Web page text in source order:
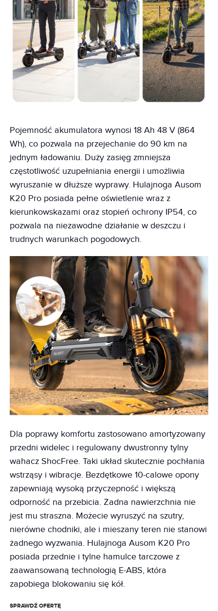
Pojemność akumulatora wynosi 18 Ah 48 V (864
Wh), co pozwala na przejechanie do 90 km na
jednym ładowaniu. Duży zasięg zmniejsza
częstotliwość uzupełniania energii i umożliwia
wyruszanie w dłuższe wyprawy. Hulajnoga Ausom
K20 Pro posiada pełne oświetlenie wraz z
kierunkowskazami oraz stopień ochrony IP54, co
pozwala na niezawodne działanie w deszczu i
trudnych warunkach pogodowych.
Dla poprawy komfortu zastosowano amortyzowany
przedni widelec i regulowany dwustronny tylny
wahacz ShocFree. Taki układ skutecznie pochłania
wstrząsy i wibracje. Bezdętkowe 10-calowe opony
zapewniają wysoką przyczepność i większą
odporność na przebicia. Żadna nawierzchnia nie
jest mu straszna. Możecie wyruszyć na szutry,
nierówne chodniki, ale i mieszany teren nie stanowi
żadnego wyzwania. Hulajnoga Ausom K20 Pro
posiada przednie i tylne hamulce tarczowe z
zaawansowaną technologią E-ABS, która
zapobiega blokowaniu się kół.
SPRAWDŹ OFERTĘ